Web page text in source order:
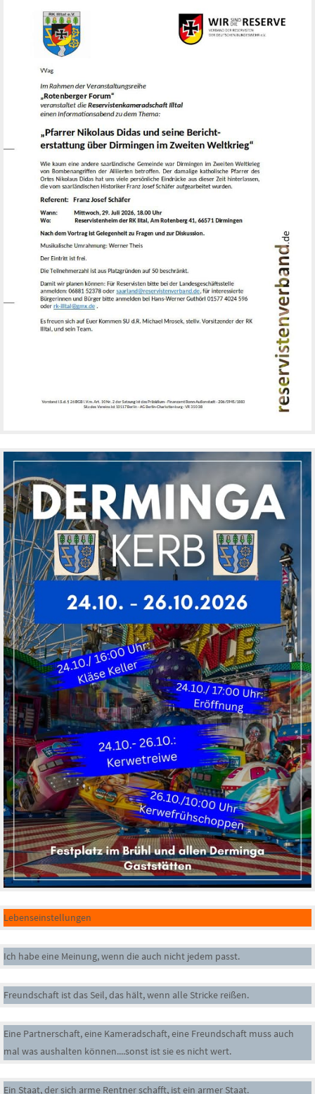
Lebenseinstellungen
Ich habe eine Meinung, wenn die auch nicht jedem passt.
Freundschaft ist das Seil, das hält, wenn alle Stricke reißen.
Eine Partnerschaft, eine Kameradschaft, eine Freundschaft muss auch
mal was aushalten können....sonst ist sie es nicht wert.
Ein Staat, der sich arme Rentner schafft, ist ein armer Staat.